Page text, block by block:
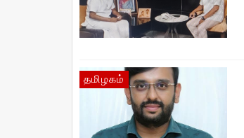
தமிழகம்